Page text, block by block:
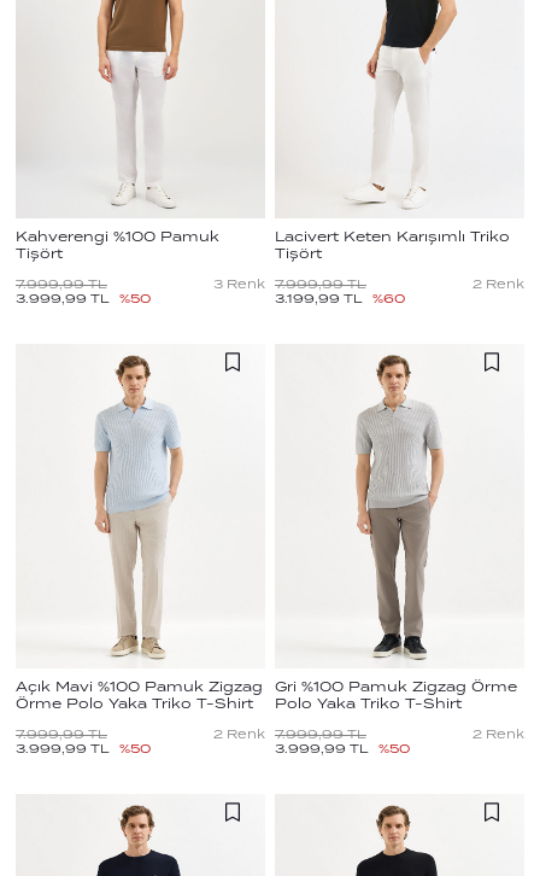
Kahverengi %100 Pamuk
Tişört
7.999,99 TL
3.999,99 TL %50
3 Renk
Lacivert Keten Karışımlı Triko
Tişört
7.999,99 TL
3.199,99 TL %60
2 Renk
Açık Mavi %100 Pamuk Zigzag
Örme Polo Yaka Triko T-Shirt
7.999,99 TL
3.999,99 TL %50
2 Renk
Gri %100 Pamuk Zigzag Örme
Polo Yaka Triko T-Shirt
7.999,99 TL
3.999,99 TL %50
2 Renk